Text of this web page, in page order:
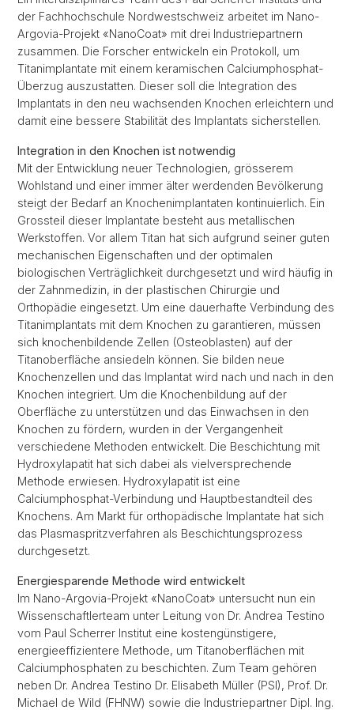
der Fachhochschule Nordwestschweiz arbeitet im Nano-
Argovia-Projekt «NanoCoat» mit drei Industriepartnern
zusammen. Die Forscher entwickeln ein Protokoll, um
Titanimplantate mit einem keramischen Calciumphosphat-
Überzug auszustatten. Dieser soll die Integration des
Implantats in den neu wachsenden Knochen erleichtern und
damit eine bessere Stabilität des Implantats sicherstellen.
Integration in den Knochen ist notwendig
Mit der Entwicklung neuer Technologien, grösserem
Wohlstand und einer immer älter werdenden Bevölkerung
steigt der Bedarf an Knochenimplantaten kontinuierlich. Ein
Grossteil dieser Implantate besteht aus metallischen
Werkstoffen. Vor allem Titan hat sich aufgrund seiner guten
mechanischen Eigenschaften und der optimalen
biologischen Verträglichkeit durchgesetzt und wird häufig in
der Zahnmedizin, in der plastischen Chirurgie und
Orthopädie eingesetzt. Um eine dauerhafte Verbindung des
Titanimplantats mit dem Knochen zu garantieren, müssen
sich knochenbildende Zellen (Osteoblasten) auf der
Titanoberfläche ansiedeln können. Sie bilden neue
Knochenzellen und das Implantat wird nach und nach in den
Knochen integriert. Um die Knochenbildung auf der
Oberfläche zu unterstützen und das Einwachsen in den
Knochen zu fördern, wurden in der Vergangenheit
verschiedene Methoden entwickelt. Die Beschichtung mit
Hydroxylapatit hat sich dabei als vielversprechende
Methode erwiesen. Hydroxylapatit ist eine
Calciumphosphat-Verbindung und Hauptbestandteil des
Knochens. Am Markt für orthopädische Implantate hat sich
das Plasmaspritzverfahren als Beschichtungsprozess
durchgesetzt.
Energiesparende Methode wird entwickelt
Im Nano-Argovia-Projekt «NanoCoat» untersucht nun ein
Wissenschaftlerteam unter Leitung von Dr. Andrea Testino
vom Paul Scherrer Institut eine kostengünstigere,
energieeffizientere Methode, um Titanoberflächen mit
Calciumphosphaten zu beschichten. Zum Team gehören
neben Dr. Andrea Testino Dr. Elisabeth Müller (PSI), Prof. Dr.
Michael de Wild (FHNW) sowie die Industriepartner Dipl. Ing.